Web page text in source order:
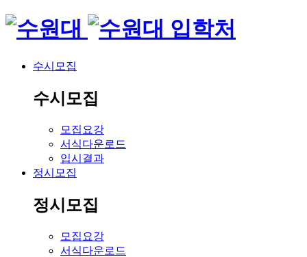
입학처
수시모집
수시모집
모집요강
서식다운로드
입시결과
정시모집
정시모집
모집요강
서식다운로드